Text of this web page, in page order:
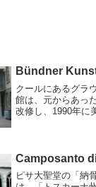
Bündner
クールにあるグラ
館は、元からあっ
改修し、1990年に
す。Google...
Camposanto
ピサ大聖堂の「納